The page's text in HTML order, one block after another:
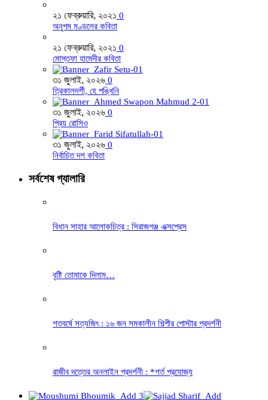
২১ ফেব্রুয়ারি, ২০২১ 0
অনুপম মণ্ডলের কবিতা
২১ ফেব্রুয়ারি, ২০২১ 0
মোস্তফা হামেদীর কবিতা
৩১ জুলাই, ২০২৬ 0
ত্রিকালদর্শী, হে পঙ্খিনি
৩১ জুলাই, ২০২৬ 0
প্রিয় রোসিও
৩১ জুলাই, ২০২৬ 0
নির্বাচিত দশ কবিতা
সর্বশেষ গ্যালারি
বিধান সাহার আলোকচিত্র : সিরাজগঞ্জ এক্সপ্রেস
বৃষ্টি তোমাকে দিলাম…
শতবর্ষে সত্যজিৎ : ১৬ জন সমকালীন শিল্পীর পোস্টার প্রদর্শনী
রাজীব দত্তের অনলাইন প্রদর্শনী : *শর্ত প্রযোজ্য